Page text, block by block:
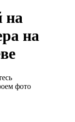
на
на
фото